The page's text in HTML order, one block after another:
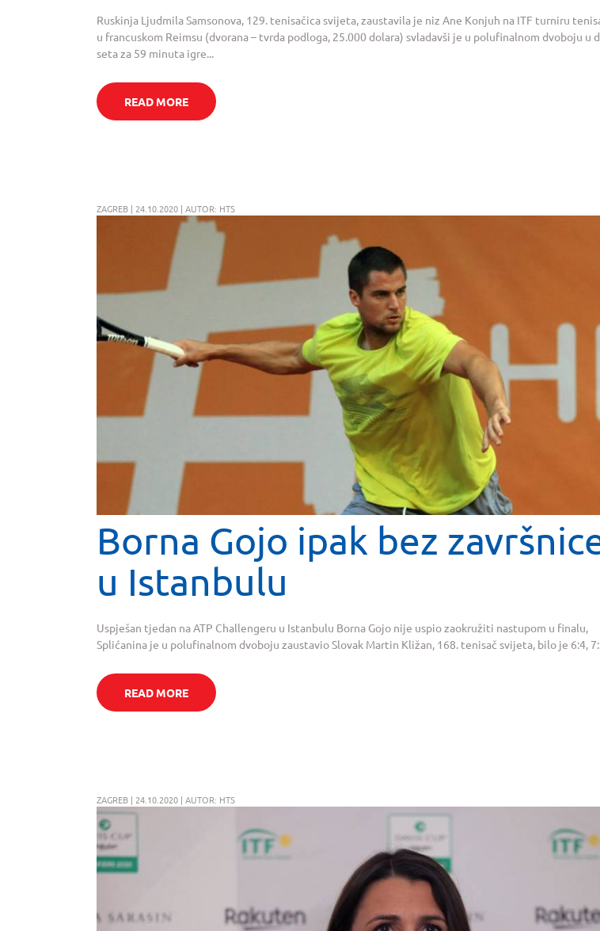
Ruskinja Ljudmila Samsonova, 129. tenisačica svijeta, zaustavila je niz Ane Konjuh na ITF turniru
u francuskom Reimsu (dvorana – tvrda podloga, 25.000 dolara) svladavši je u polufinalnom dvoboju u
seta za 59 minuta igre...
READ MORE
ZAGREB | 24.10.2020 | AUTOR: HTS
Borna Gojo ipak bez
u Istanbulu
Uspješan tjedan na ATP Challengeru u Istanbulu Borna Gojo nije uspio zaokružiti nastupom u finalu,
Splićanina je u polufinalnom dvoboju zaustavio Slovak Martin Kližan, 168. tenisač svijeta, bilo je 6:4,
READ MORE
ZAGREB | 24.10.2020 | AUTOR: HTS